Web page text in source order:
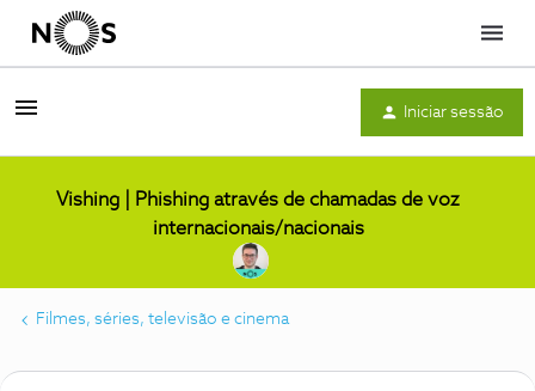
Menu
Iniciar sessão
Vishing | Phishing através de chamadas de voz
internacionais/nacionais
Filmes, séries, televisão e cinema